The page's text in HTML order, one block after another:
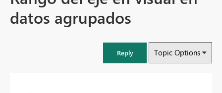
datos agrupados
Reply Topic Options